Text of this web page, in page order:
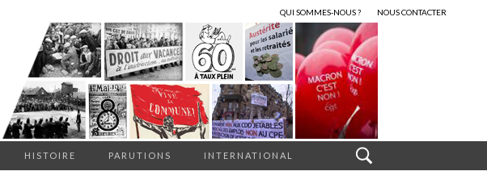
QUI SOMMES-NOUS ? NOUS CONTACTER
HISTOIRE PARUTIONS INTERNATIONAL